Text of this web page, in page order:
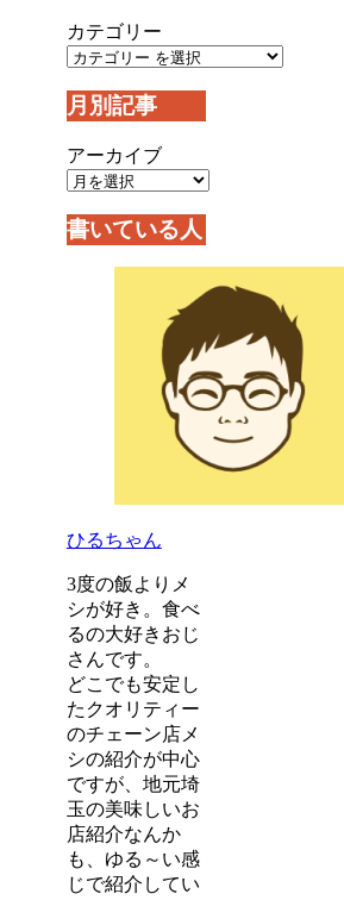
カテゴリー
月別記事
アーカイブ
書いている人
ひるちゃん
3度の飯よりメ
シが好き。食べ
るの大好きおじ
さんです。
どこでも安定し
たクオリティー
のチェーン店メ
シの紹介が中心
ですが、地元埼
玉の美味しいお
店紹介なんか
も、ゆる～い感
じで紹介してい